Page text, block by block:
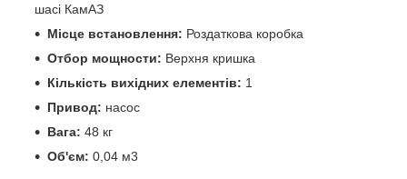
шасі КамАЗ
Місце встановлення: Роздаткова коробка
Отбор мощности: Верхня кришка
Кількість вихідних елементів: 1
Привод: насос
Вага: 48 кг
Об'єм: 0,04 м3